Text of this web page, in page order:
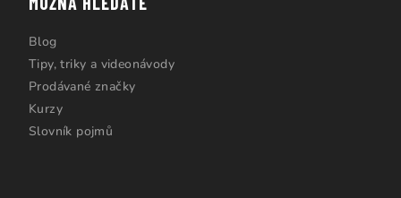
Blog
Tipy, triky a videonávody
Prodávané značky
Kurzy
Slovník pojmů